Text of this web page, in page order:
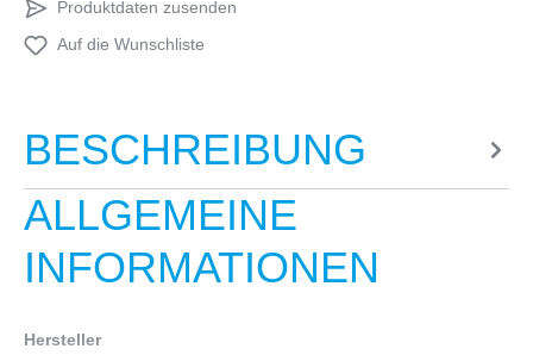
Produktdaten zusenden
Auf die Wunschliste
BESCHREIBUNG
ALLGEMEINE
INFORMATIONEN
Hersteller